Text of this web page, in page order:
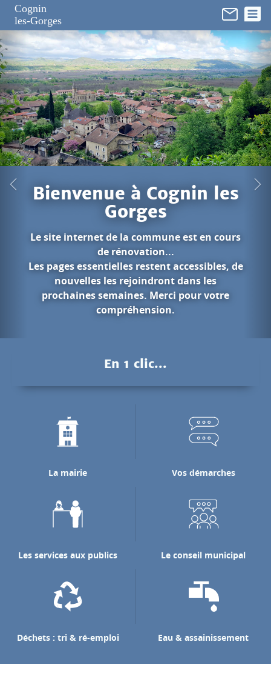
Cognin
les-Gorges
les
est en cours
de
pour votre
Les gorges
pour rejoindre la rivière de
En 1 clic...
La mairie Vos démarches
Les services aux publics Le conseil municipal
Déchets : tri & ré-emploi Eau & assainissement
Panneau de gestion des cookies